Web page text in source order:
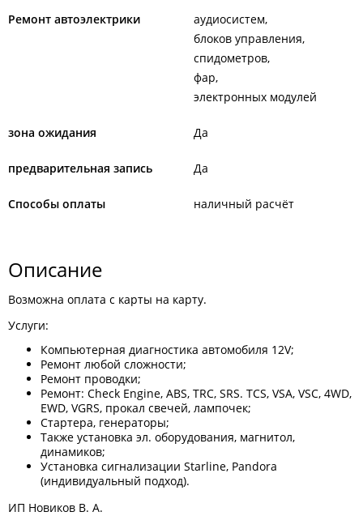
Ремонт автоэлектрики
аудиосистем
блоков управления
спидометров
фар
электронных модулей
зона ожидания Да
предварительная запись Да
Способы оплаты наличный расчёт
Описание
Возможна оплата с карты на карту.
Услуги:
Компьютерная диагностика автомобиля 12V;
Ремонт любой сложности;
Ремонт проводки;
Ремонт: Check Engine, ABS, TRC, SRS. TCS, VSA, VSC, 4WD,
EWD, VGRS, прокал свечей, лампочек;
Стартера, генераторы;
Также установка эл. оборудования, магнитол,
динамиков;
Установка сигнализации Starline, Pandora
(индивидуальный подход).
ИП Новиков В. А.